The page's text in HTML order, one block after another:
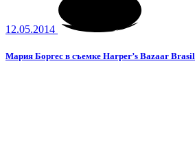
12.05.2014
Мария Боргес в съемке Harper’s Bazaar Brasil